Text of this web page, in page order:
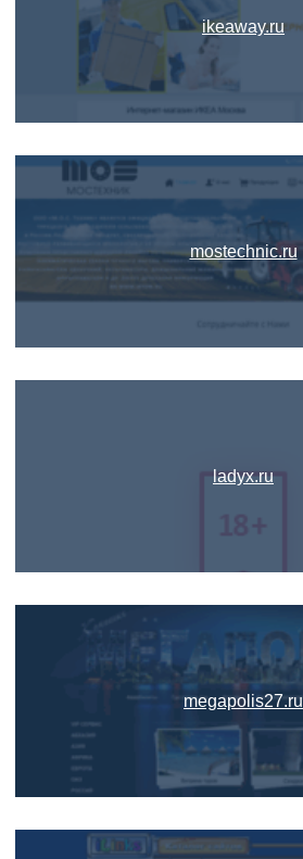
ikeaway.ru
mostechnic.ru
ladyx.ru
megapolis27.ru